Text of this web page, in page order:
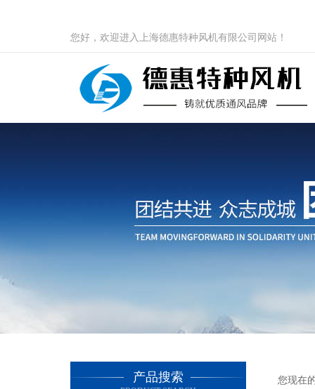
您好，欢迎进入上海德惠特种风机有限公司网站！
产品搜索 您现在